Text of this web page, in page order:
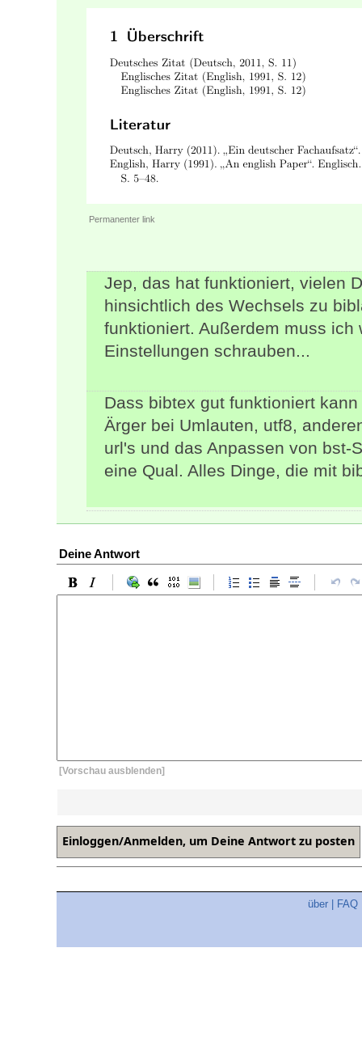
Permanenter link
Jep, das hat funktioniert, vielen
hinsichtlich des Wechsels zu
funktioniert. Außerdem muss ich
Einstellungen schrauben...
Dass bibtex gut funktioniert
Ärger bei Umlauten, utf8,
url's und das Anpassen von bst-
eine Qual. Alles Dinge, die mit
Deine Antwort
[Vorschau ausblenden]
über FAQ